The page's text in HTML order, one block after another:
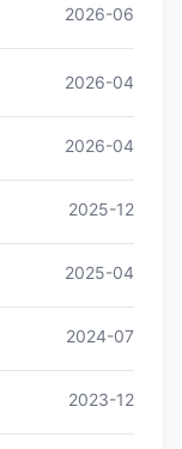
2026-06
2026-04
2026-04
2025-12
2025-04
2024-07
2023-12